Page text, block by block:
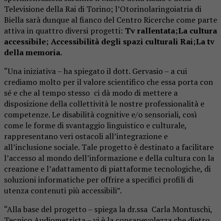
Televisione della Rai di Torino; l’Otorinolaringoiatria di
Biella sarà dunque al fianco del Centro Ricerche come parte
attiva in quattro diversi progetti: Tv rallentata;La cultura
accessibile; Accessibilità degli spazi culturali Rai;La tv
della memoria.
“Una iniziativa – ha spiegato il dott. Gervasio – a cui
crediamo molto per il valore scientifico che essa porta con
sé e che al tempo stesso ci dà modo di mettere a
disposizione della collettività le nostre professionalità e
competenze. Le disabilità cognitive e/o sensoriali, così
come le forme di svantaggio linguistico e culturale,
rappresentano veri ostacoli all’integrazione e
all’inclusione sociale. Tale progetto è destinato a facilitare
l’accesso al mondo dell’informazione e della cultura con la
creazione e l’adattamento di piattaforme tecnologiche, di
soluzioni informatiche per offrire a specifici profili di
utenza contenuti più accessibili”.
“Alla base del progetto – spiega la dr.ssa Carla Montuschi,